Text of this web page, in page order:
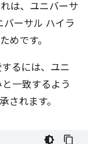
は、ユニバーサ
バーサル ハイラ
めです。
るには、ユニ
一致するよう
されます。